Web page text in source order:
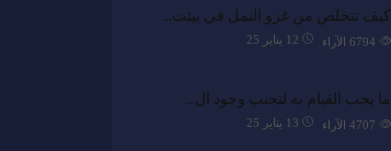
كيف تتخلص من غزو النمل في بيئت…
12 يناير 25 الآراء
ما يجب القيام به لتجنب وجود ال…
13 يناير 25 الآراء